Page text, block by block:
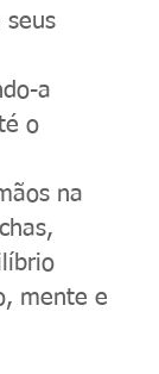
seus
a
o
na
mente e